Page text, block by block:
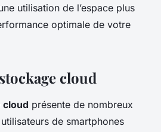
utilisation de l’espace plus
optimale de votre
cloud
cloud présente de nombreux
de smartphones